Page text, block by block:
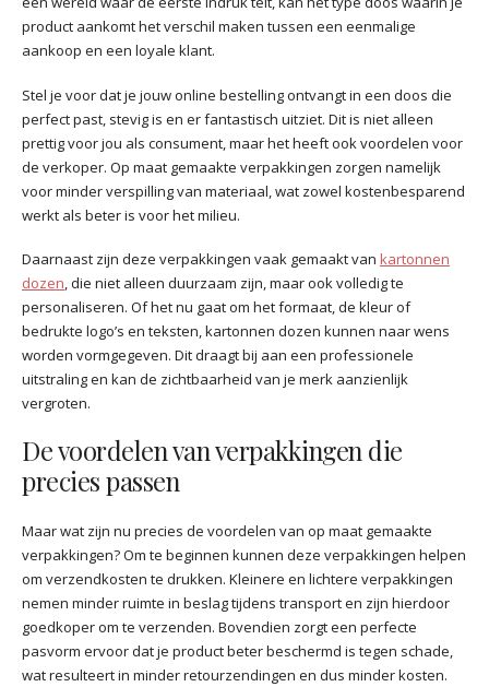
product aankomt het verschil maken tussen een eenmalige
aankoop en een loyale klant.
Stel je voor dat je jouw online bestelling ontvangt in een doos die
perfect past, stevig is en er fantastisch uitziet. Dit is niet alleen
prettig voor jou als consument, maar het heeft ook voordelen voor
de verkoper. Op maat gemaakte verpakkingen zorgen namelijk
voor minder verspilling van materiaal, wat zowel kostenbesparend
werkt als beter is voor het milieu.
Daarnaast zijn deze verpakkingen vaak gemaakt van kartonnen
dozen, die niet alleen duurzaam zijn, maar ook volledig te
personaliseren. Of het nu gaat om het formaat, de kleur of
bedrukte logo’s en teksten, kartonnen dozen kunnen naar wens
worden vormgegeven. Dit draagt bij aan een professionele
uitstraling en kan de zichtbaarheid van je merk aanzienlijk
vergroten.
De voordelen van verpakkingen die
precies passen
Maar wat zijn nu precies de voordelen van op maat gemaakte
verpakkingen? Om te beginnen kunnen deze verpakkingen helpen
om verzendkosten te drukken. Kleinere en lichtere verpakkingen
nemen minder ruimte in beslag tijdens transport en zijn hierdoor
goedkoper om te verzenden. Bovendien zorgt een perfecte
pasvorm ervoor dat je product beter beschermd is tegen schade,
wat resulteert in minder retourzendingen en dus minder kosten.